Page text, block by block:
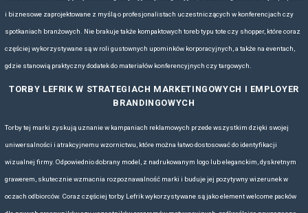
PlecakiLefrik doskonale nadają się jako materiał reklamowy na
konferencje,targi czy akcje promocyjne. Ich nowoczesna estetyka
plecaki są funkcjonalne i wygodne, więc uczestnicy wydarzeń będą z
nie odłożą na półkę, jak ma to miejsce w przypadku wielu innych
czy „Roll” łączą w sobie miejską estetykę i praktyczne rozwiązania,
klasą.
PLECAKI Z LOGO FIRMOWYM NA